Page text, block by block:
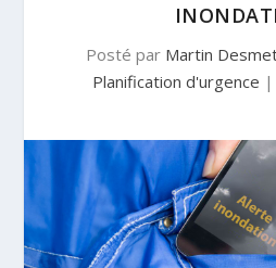
Posté par Martin
Planification d'urgence |